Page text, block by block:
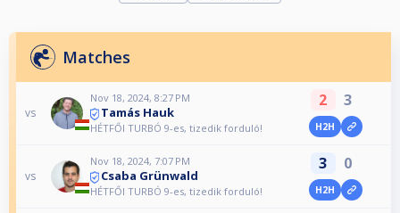
Matches
vs
Nov 18, 2024, 8:27 PM
Tamás Hauk
HÉTFŐI TURBÓ 9-es, tizedik forduló!
2 3
H2H
vs
Nov 18, 2024, 7:07 PM
Csaba Grünwald
HÉTFŐI TURBÓ 9-es, tizedik forduló!
3 0
H2H